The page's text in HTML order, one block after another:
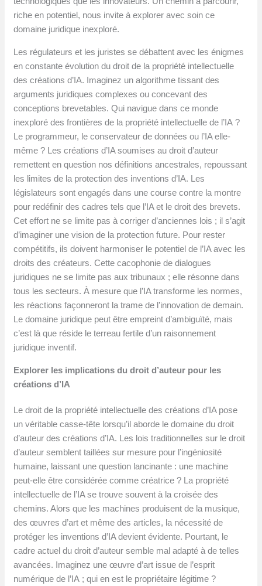
riche en potentiel, nous invite à explorer avec soin ce
domaine juridique inexploré.
Les régulateurs et les juristes se débattent avec les énigmes
en constante évolution du droit de la propriété intellectuelle
des créations d’IA. Imaginez un algorithme tissant des
arguments juridiques complexes ou concevant des
conceptions brevetables. Qui navigue dans ce monde
inexploré des frontières de la propriété intellectuelle de l’IA ?
Le programmeur, le conservateur de données ou l’IA elle-
même ? Les créations d’IA soumises au droit d’auteur
remettent en question nos définitions ancestrales, repoussant
les limites de la protection des inventions d’IA. Les
législateurs sont engagés dans une course contre la montre
pour redéfinir des cadres tels que l’IA et le droit des brevets.
Cet effort ne se limite pas à corriger d’anciennes lois ; il s’agit
d’imaginer une vision de la protection future. Pour rester
compétitifs, ils doivent harmoniser le potentiel de l’IA avec les
droits des créateurs. Cette cacophonie de dialogues
juridiques ne se limite pas aux tribunaux ; elle résonne dans
tous les secteurs. À mesure que l’IA transforme les normes,
les réactions façonneront la trame de l’innovation de demain.
Le domaine juridique peut être empreint d’ambiguïté, mais
c’est là que réside le terreau fertile d’un raisonnement
juridique inventif.
Explorer les implications du droit d’auteur pour les
créations d’IA
Le droit de la propriété intellectuelle des créations d’IA pose
un véritable casse-tête lorsqu’il aborde le domaine du droit
d’auteur des créations d’IA. Les lois traditionnelles sur le droit
d’auteur semblent taillées sur mesure pour l’ingéniosité
humaine, laissant une question lancinante : une machine
peut-elle être considérée comme créatrice ? La propriété
intellectuelle de l’IA se trouve souvent à la croisée des
chemins. Alors que les machines produisent de la musique,
des œuvres d’art et même des articles, la nécessité de
protéger les inventions d’IA devient évidente. Pourtant, le
cadre actuel du droit d’auteur semble mal adapté à de telles
avancées. Imaginez une œuvre d’art issue de l’esprit
numérique de l’IA ; qui en est le propriétaire légitime ?